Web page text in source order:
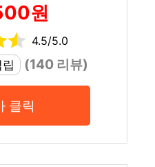
원
4.5/5.0
(140 리뷰)
클릭